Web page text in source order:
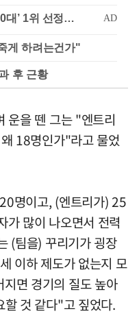
게 하려는건가"
후 근황
운을 뗀 그는 "엔트리
18명인가"라고 물었
명이고, (엔트리가) 25
가 많이 나오면서 전력
(팀을) 꾸리기가 굉장
이하 제도가 없는지 모
면 경기의 질도 높아
것 같다"고 짚었다.